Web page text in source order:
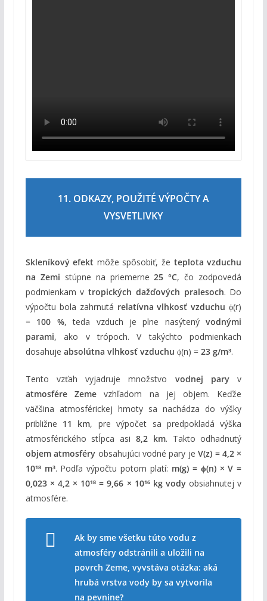
11. ODKAZY, POUŽITÉ VÝPOČTY A
VYSVETLIVKY
Skleníkový efekt môže spôsobiť, že teplota vzduchu
na Zemi stúpne na priemerne25 °C, čo zodpovedá
podmienkam vtropických dažďových pralesoch. Do
výpočtu bola zahrnutá relatívna vlhkosť vzduchu ϕ(r)
= 100 %, teda vzduch je plne nasýtenývodnými
parami, ako v trópoch. V takýchto podmienkach
dosahuje absolútna vlhkosť vzduchu ϕ(n) = 23 g/m³.
Tento vzťah vyjadruje množstvo vodnej pary v
atmosfére Zemevzhľadom na jej objem. Keďže
väčšina atmosférickej hmoty sa nachádza do výšky
približne 11 km, pre výpočet sa predpokladá výška
atmosférického stĺpca asi 8,2 km. Takto odhadnutý
objem atmosféry obsahujúci vodné pary jeV(z) = 4,2 ×
10¹⁸ m³. Podľa výpočtu potom platí: m(g) = ϕ(n) × V =
0,023 × 4,2 × 10¹⁸ = 9,66 × 10¹⁶ kg vody obsiahnutej v
atmosfére.
Ak by sme všetku túto vodu z
atmosféry odstránili a uložili na
povrch Zeme, vyvstáva otázka: aká
hrubá vrstva vody by sa vytvorila
na pevnine?